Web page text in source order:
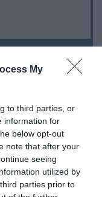
My
to third parties, or
information for
below opt-out
note that after your
seeing
utilized by
parties prior to
Hazte